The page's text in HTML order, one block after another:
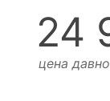
24
цена